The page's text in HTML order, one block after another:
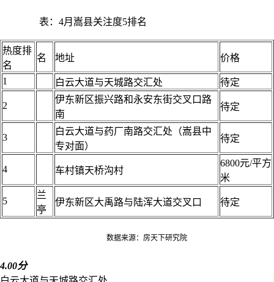
表：4月嵩县关注度5排名
热度排
名
名 地址 价格
1 白云大道与天城路交汇处 待定
2
伊东新区振兴路和永安东街交叉口路
南
待定
3
白云大道与药厂南路交汇处（嵩县中
专对面）
待定
4 车村镇天桥沟村
6800元/平方
米
5
兰
亭
伊东新区大禹路与陆浑大道交叉口 待定
数据来源：房天下研究院
4.00分